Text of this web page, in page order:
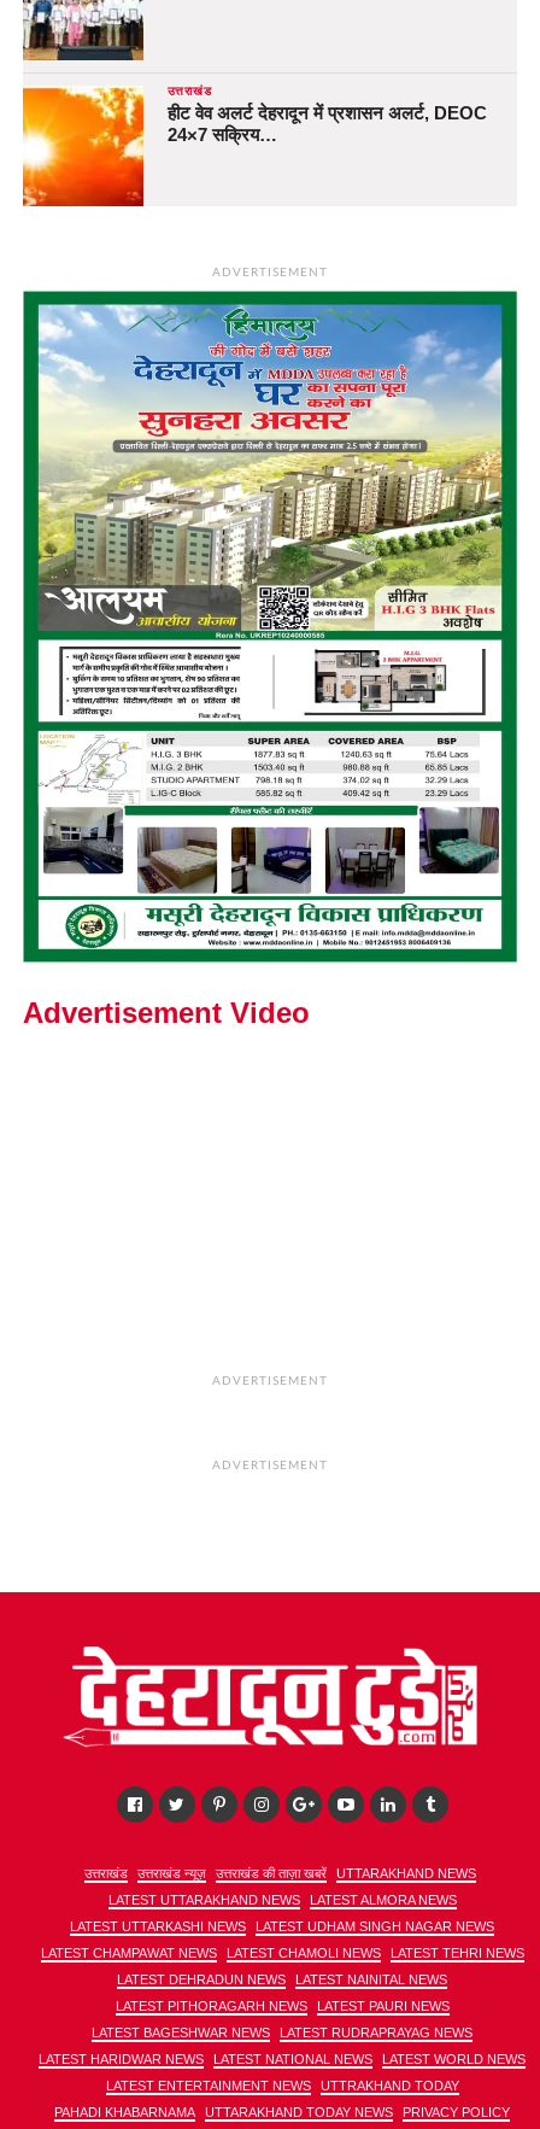
उत्तराखंड
हीट वेव अलर्ट देहरादून में प्रशासन अलर्ट, DEOC
24×7 सक्रिय…
ADVERTISEMENT
Advertisement Video
ADVERTISEMENT
ADVERTISEMENT
उत्तराखंड उत्तराखंड न्यूज़ उत्तराखंड की ताज़ा खबरें
UTTARAKHAND NEWS
LATEST UTTARAKHAND NEWS
LATEST ALMORA NEWS
LATEST UTTARKASHI NEWS
LATEST UDHAM SINGH NAGAR NEWS
LATEST CHAMPAWAT NEWS
LATEST CHAMOLI NEWS
LATEST TEHRI NEWS
LATEST DEHRADUN NEWS
LATEST NAINITAL NEWS
LATEST PITHORAGARH NEWS
LATEST PAURI NEWS
LATEST BAGESHWAR NEWS
LATEST RUDRAPRAYAG NEWS
LATEST HARIDWAR NEWS
LATEST NATIONAL NEWS
LATEST WORLD NEWS
LATEST ENTERTAINMENT NEWS
UTTRAKHAND TODAY
PAHADI KHABARNAMA
UTTARAKHAND TODAY NEWS PRIVACY POLICY